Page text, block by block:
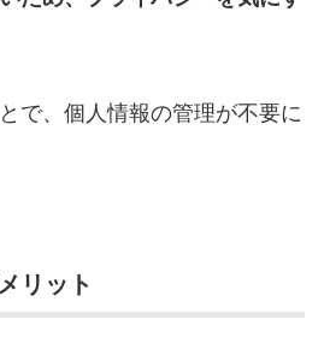
で、個人情報の管理が不要に
リット